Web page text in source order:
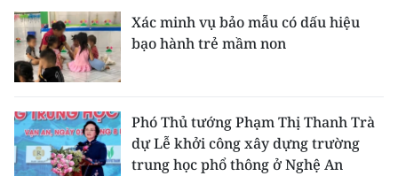
Xác minh vụ bảo mẫu có dấu hiệu
bạo hành trẻ mầm non
Phó Thủ tướng Phạm Thị Thanh Trà
dự Lễ khởi công xây dựng trường
trung học phổ thông ở Nghệ An